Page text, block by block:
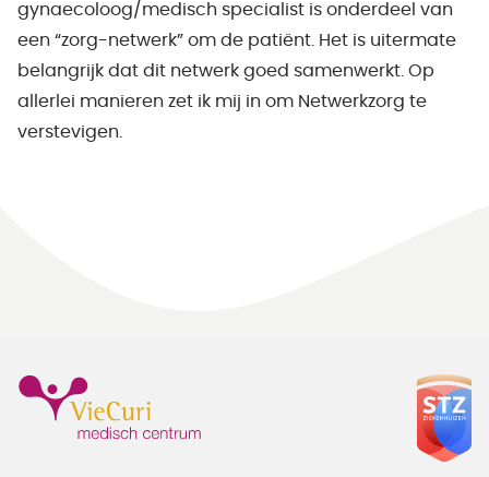
gynaecoloog/medisch specialist is onderdeel van
een “zorg-netwerk” om de patiënt. Het is uitermate
belangrijk dat dit netwerk goed samenwerkt. Op
allerlei manieren zet ik mij in om Netwerkzorg te
verstevigen.